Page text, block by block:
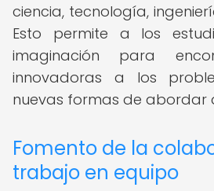
ciencia, tecnología,
Esto permite a los
imaginación para
innovadoras a los
nuevas formas de abordar
Fomento de la
trabajo en equipo